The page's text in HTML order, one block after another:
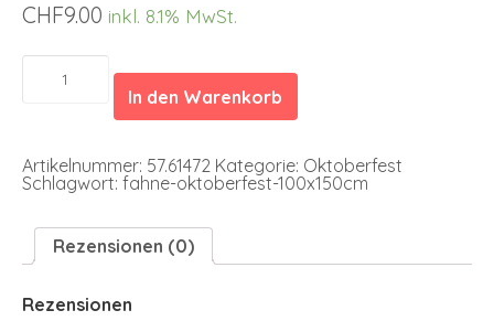
CHF9.00 inkl. 8.1% MwSt.
Bayernhut
Rautenmuster
blau/weiss
In den Warenkorb
Artikelnummer: 57.61472 Kategorie: Oktoberfest
Schlagwort: fahne-oktoberfest-100x150cm
Rezensionen (0)
Rezensionen